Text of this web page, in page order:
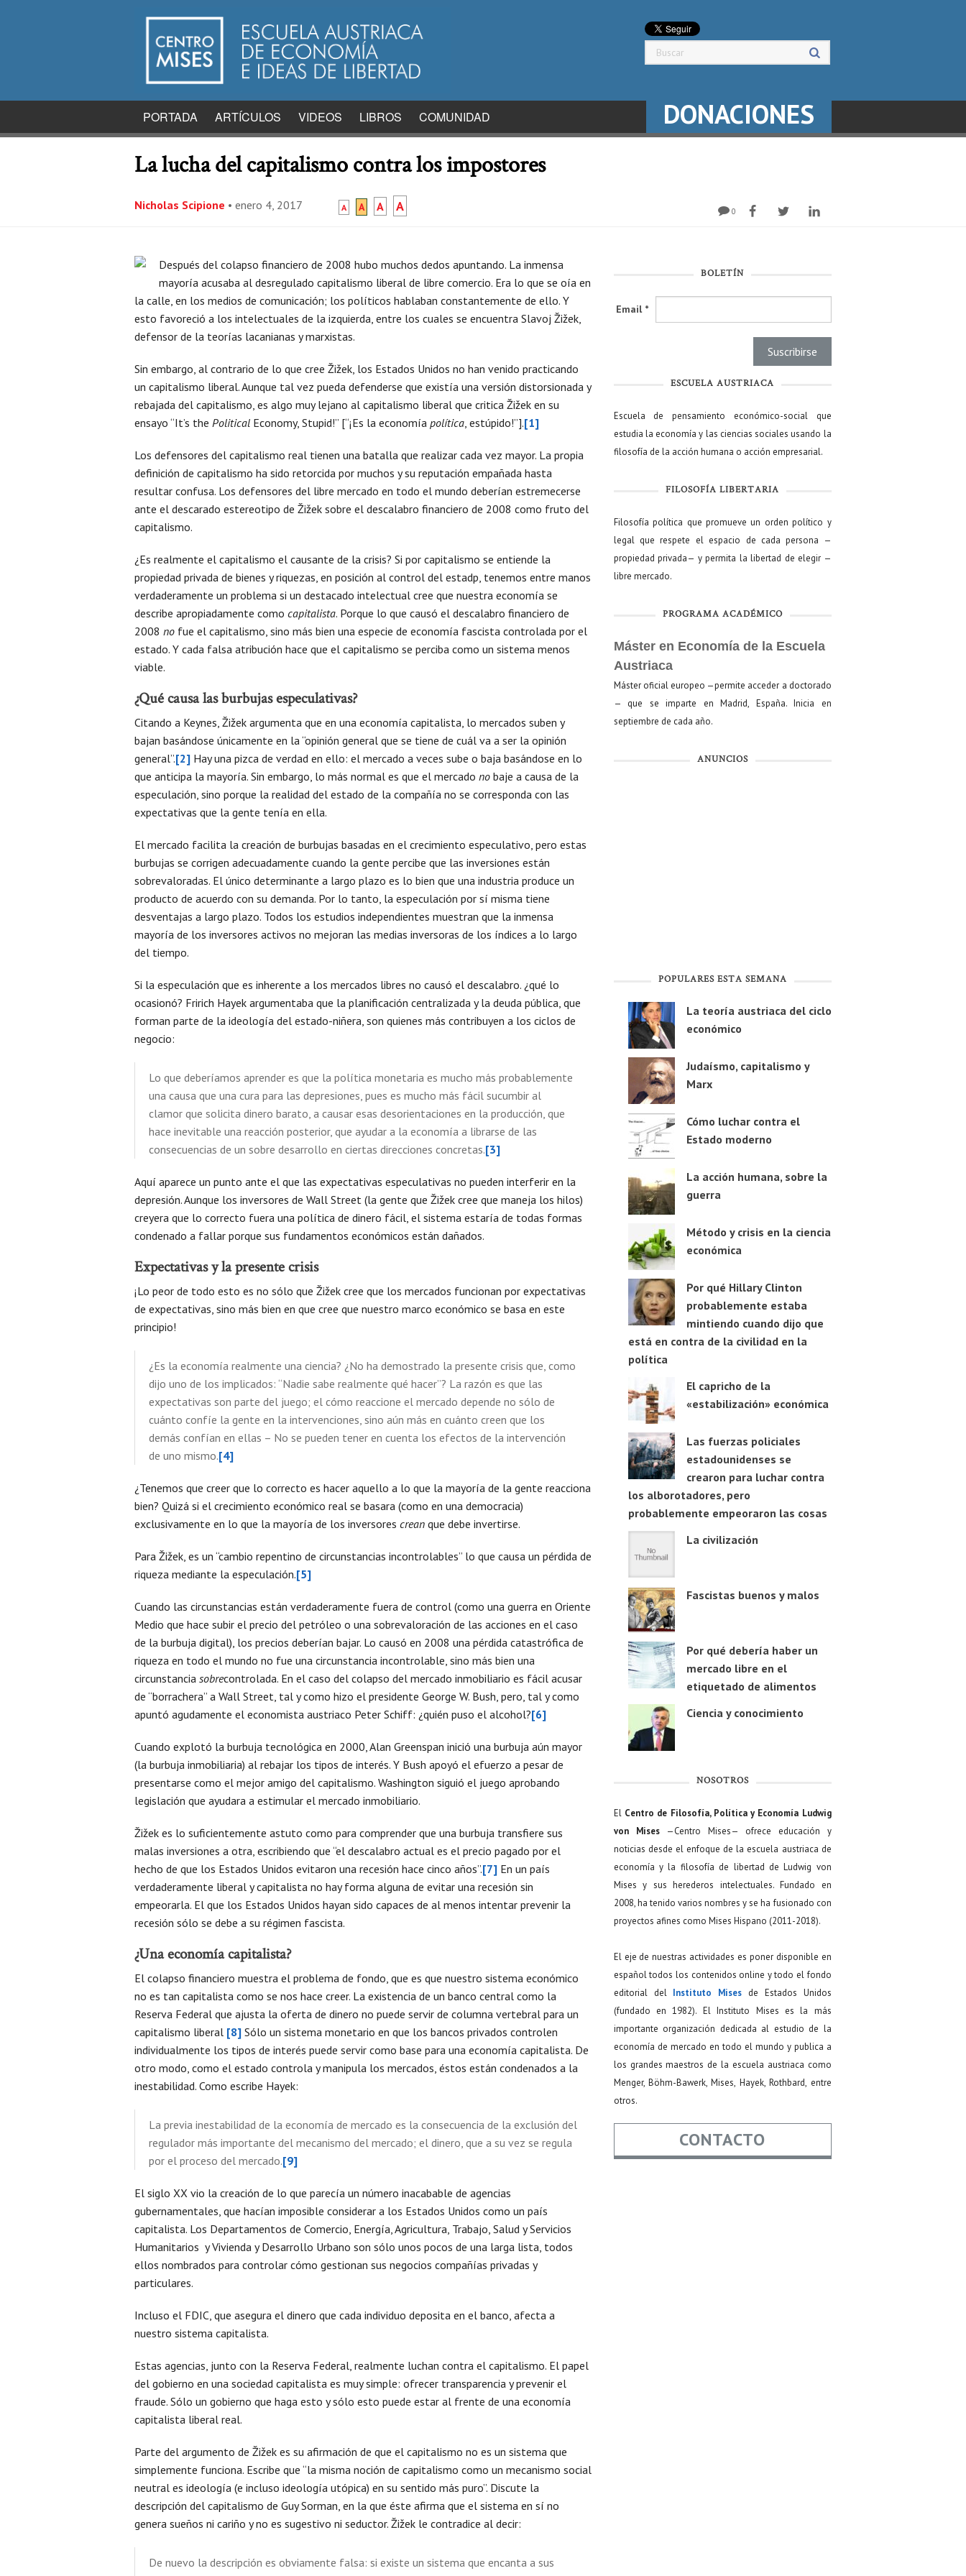
PORTADA ARTÍCULOS VIDEOS LIBROS COMUNIDAD DONACIONES
La lucha del capitalismo contra los impostores
Nicholas Scipione • enero 4, 2017 A A A A 0
Después del colapso financiero de 2008 hubo muchos dedos apuntando. La inmensa
mayoría acusaba al desregulado capitalismo liberal de libre comercio. Era lo que se oía en
la calle, en los medios de comunicación; los políticos hablaban constantemente de ello. Y
esto favoreció a los intelectuales de la izquierda, entre los cuales se encuentra Slavoj Žižek,
defensor de la teorías lacanianas y marxistas.
Sin embargo, al contrario de lo que cree Žižek, los Estados Unidos no han venido practicando
un capitalismo liberal. Aunque tal vez pueda defenderse que existía una versión distorsionada y
rebajada del capitalismo, es algo muy lejano al capitalismo liberal que critica Žižek en su
ensayo “It’s the Political Economy, Stupid!” [“¡Es la economía política , estúpido!”].[1]
Los defensores del capitalismo real tienen una batalla que realizar cada vez mayor. La propia
definición de capitalismo ha sido retorcida por muchos y su reputación empañada hasta
resultar confusa. Los defensores del libre mercado en todo el mundo deberían estremecerse
ante el descarado estereotipo de Žižek sobre el descalabro financiero de 2008 como fruto del
capitalismo.
¿Es realmente el capitalismo el causante de la crisis? Si por capitalismo se entiende la
propiedad privada de bienes y riquezas, en posición al control del estadp, tenemos entre manos
verdaderamente un problema si un destacado intelectual cree que nuestra economía se
describe apropiadamente como capitalista. Porque lo que causó el descalabro financiero de
2008 no fue el capitalismo, sino más bien una especie de economía fascista controlada por el
estado. Y cada falsa atribución hace que el capitalismo se perciba como un sistema menos
viable.
¿Qué causa las burbujas especulativas?
Citando a Keynes, Žižek argumenta que en una economía capitalista, lo mercados suben y
bajan basándose únicamente en la “opinión general que se tiene de cuál va a ser la opinión
general”.[2] Hay una pizca de verdad en ello: el mercado a veces sube o baja basándose en lo
que anticipa la mayoría. Sin embargo, lo más normal es que el mercado no baje a causa de la
especulación, sino porque la realidad del estado de la compañía no se corresponda con las
expectativas que la gente tenía en ella.
El mercado facilita la creación de burbujas basadas en el crecimiento especulativo, pero estas
burbujas se corrigen adecuadamente cuando la gente percibe que las inversiones están
sobrevaloradas. El único determinante a largo plazo es lo bien que una industria produce un
producto de acuerdo con su demanda. Por lo tanto, la especulación por sí misma tiene
desventajas a largo plazo. Todos los estudios independientes muestran que la inmensa
mayoría de los inversores activos no mejoran las medias inversoras de los índices a lo largo
del tiempo.
Si la especulación que es inherente a los mercados libres no causó el descalabro. ¿qué lo
ocasionó? Fririch Hayek argumentaba que la planificación centralizada y la deuda pública, que
forman parte de la ideología del estado-niñera, son quienes más contribuyen a los ciclos de
negocio:
Lo que deberíamos aprender es que la política monetaria es mucho más probablemente
una causa que una cura para las depresiones, pues es mucho más fácil sucumbir al
clamor que solicita dinero barato, a causar esas desorientaciones en la producción, que
hace inevitable una reacción posterior, que ayudar a la economía a librarse de las
consecuencias de un sobre desarrollo en ciertas direcciones concretas.[3]
Aquí aparece un punto ante el que las expectativas especulativas no pueden interferir en la
depresión. Aunque los inversores de Wall Street (la gente que Žižek cree que maneja los hilos)
creyera que lo correcto fuera una política de dinero fácil, el sistema estaría de todas formas
condenado a fallar porque sus fundamentos económicos están dañados.
Expectativas y la presente crisis
¡Lo peor de todo esto es no sólo que Žižek cree que los mercados funcionan por expectativas
de expectativas, sino más bien en que cree que nuestro marco económico se basa en este
principio!
¿Es la economía realmente una ciencia? ¿No ha demostrado la presente crisis que, como
dijo uno de los implicados: “Nadie sabe realmente qué hacer”? La razón es que las
expectativas son parte del juego; el cómo reaccione el mercado depende no sólo de
cuánto confíe la gente en la intervenciones, sino aún más en cuánto creen que los
demás confían en ellas – No se pueden tener en cuenta los efectos de la intervención
de uno mismo.[4]
¿Tenemos que creer que lo correcto es hacer aquello a lo que la mayoría de la gente reacciona
bien? Quizá si el crecimiento económico real se basara (como en una democracia)
exclusivamente en lo que la mayoría de los inversores crean que debe invertirse.
Para Žižek, es un “cambio repentino de circunstancias incontrolables” lo que causa un pérdida de
riqueza mediante la especulación.[5]
Cuando las circunstancias están verdaderamente fuera de control (como una guerra en Oriente
Medio que hace subir el precio del petróleo o una sobrevaloración de las acciones en el caso
de la burbuja digital), los precios deberían bajar. Lo causó en 2008 una pérdida catastrófica de
riqueza en todo el mundo no fue una circunstancia incontrolable, sino más bien una
circunstancia sobrecontrolada. En el caso del colapso del mercado inmobiliario es fácil acusar
de “borrachera” a Wall Street, tal y como hizo el presidente George W. Bush, pero, tal y como
apuntó agudamente el economista austriaco Peter Schiff: ¿quién puso el alcohol?[6]
Cuando explotó la burbuja tecnológica en 2000, Alan Greenspan inició una burbuja aún mayor
(la burbuja inmobiliaria) al rebajar los tipos de interés. Y Bush apoyó el efuerzo a pesar de
presentarse como el mejor amigo del capitalismo. Washington siguió el juego aprobando
legislación que ayudara a estimular el mercado inmobiliario.
Žižek es lo suficientemente astuto como para comprender que una burbuja transfiere sus
malas inversiones a otra, escribiendo que “el descalabro actual es el precio pagado por el
hecho de que los Estados Unidos evitaron una recesión hace cinco años”.[7] En un país
verdaderamente liberal y capitalista no hay forma alguna de evitar una recesión sin
empeorarla. El que los Estados Unidos hayan sido capaces de al menos intentar prevenir la
recesión sólo se debe a su régimen fascista.
¿Una economía capitalista?
El colapso financiero muestra el problema de fondo, que es que nuestro sistema económico
no es tan capitalista como se nos hace creer. La existencia de un banco central como la
Reserva Federal que ajusta la oferta de dinero no puede servir de columna vertebral para un
capitalismo liberal [8] Sólo un sistema monetario en que los bancos privados controlen
individualmente los tipos de interés puede servir como base para una economía capitalista. De
otro modo, como el estado controla y manipula los mercados, éstos están condenados a la
inestabilidad. Como escribe Hayek:
La previa inestabilidad de la economía de mercado es la consecuencia de la exclusión del
regulador más importante del mecanismo del mercado; el dinero, que a su vez se regula
por el proceso del mercado.[9]
El siglo XX vio la creación de lo que parecía un número inacabable de agencias
gubernamentales, que hacían imposible considerar a los Estados Unidos como un país
capitalista. Los Departamentos de Comercio, Energía, Agricultura, Trabajo, Salud y Servicios
Humanitarios y Vivienda y Desarrollo Urbano son sólo unos pocos de una larga lista, todos
ellos nombrados para controlar cómo gestionan sus negocios compañías privadas y
particulares.
Incluso el FDIC, que asegura el dinero que cada individuo deposita en el banco, afecta a
nuestro sistema capitalista.
Estas agencias, junto con la Reserva Federal, realmente luchan contra el capitalismo. El papel
del gobierno en una sociedad capitalista es muy simple: ofrecer transparencia y prevenir el
fraude. Sólo un gobierno que haga esto y sólo esto puede estar al frente de una economía
capitalista liberal real.
Parte del argumento de Žižek es su afirmación de que el capitalismo no es un sistema que
simplemente funciona. Escribe que “la misma noción de capitalismo como un mecanismo social
neutral es ideología (e incluso ideología utópica) en su sentido más puro”. Discute la
descripción del capitalismo de Guy Sorman, en la que éste afirma que el sistema en sí no
genera sueños ni cariño y no es sugestivo ni seductor. Žižek le contradice al decir:
De nuevo la descripción es obviamente falsa: si existe un sistema que encanta a sus
BOLETÍN
Email *
ESCUELA AUSTRIACA
Escuela de pensamiento económico-social que
estudia la economía y las ciencias sociales usando la
filosofía de la acción humana o acción empresarial.
FILOSOFÍA LIBERTARIA
Filosofía política que promueve un orden político y
legal que respete el espacio de cada persona —
propiedad privada— y permita la libertad de elegir —
libre mercado.
PROGRAMA ACADÉMICO
Máster en Economía de la Escuela
Austriaca
Máster oficial europeo —permite acceder a doctorado
— que se imparte en Madrid, España. Inicia en
septiembre de cada año.
ANUNCIOS
POPULARES ESTA SEMANA
La teoría austriaca del ciclo
económico
Judaísmo, capitalismo y
Marx
Cómo luchar contra el
Estado moderno
La acción humana, sobre la
guerra
Método y crisis en la ciencia
económica
Por qué Hillary Clinton
probablemente estaba
mintiendo cuando dijo que
está en contra de la civilidad en la
política
El capricho de la
«estabilización» económica
Las fuerzas policiales
estadounidenses se
crearon para luchar contra
los alborotadores, pero
probablemente empeoraron las cosas
La civilización
Fascistas buenos y malos
Por qué debería haber un
mercado libre en el
etiquetado de alimentos
Ciencia y conocimiento
NOSOTROS
El Centro de Filosofía, Política y Economía Ludwig
von Mises—Centro Mises— ofrece educación y
noticias desde el enfoque de la escuela austriaca de
economía y la filosofía de libertad de Ludwig von
Mises y sus herederos intelectuales. Fundado en
2008, ha tenido varios nombres y se ha fusionado con
proyectos afines como Mises Hispano (2011-2018).
El eje de nuestras actividades es poner disponible en
español todos los contenidos online y todo el fondo
editorial del Instituto Mises de Estados Unidos
(fundado en 1982). El Instituto Mises es la más
importante organización dedicada al estudio de la
economía de mercado en todo el mundo y publica a
los grandes maestros de la escuela austriaca como
Menger, Böhm-Bawerk, Mises, Hayek, Rothbard, entre
otros.
CONTACTO